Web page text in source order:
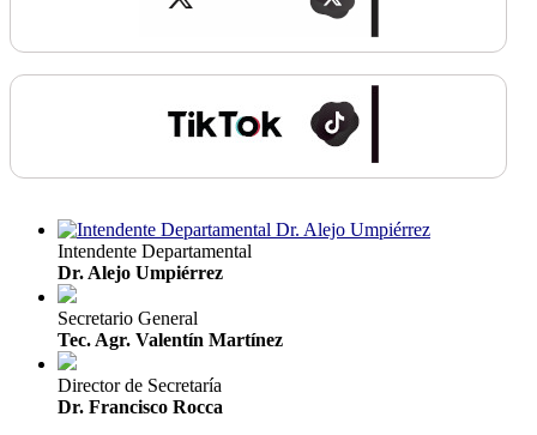
Intendente Departamental
Dr. Alejo Umpiérrez
Secretario General
Tec. Agr. Valentín Martínez
Director de Secretaría
Dr. Francisco Rocca